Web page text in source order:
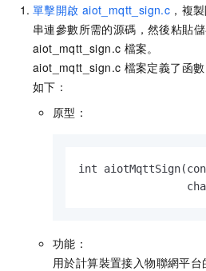
單擊開啟 aiot_mqtt_sign.c ，複
串連參數所需的源碼，然後粘貼
aiot_mqtt_sign.c 檔案。
aiot_mqtt_sign.c 檔案定義了函數
如下：
原型：
int
功能：
用於計算裝置接入物聯網平台